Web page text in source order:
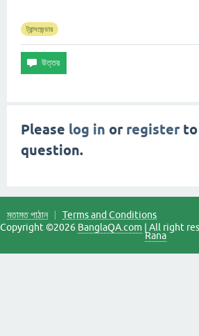
ট্রান্সজেন্ডার
Please log in or register
question.
মতামত পাঠান
Terms and Conditions
Copyright ©2026 BanglaQA.com | All right
Rana